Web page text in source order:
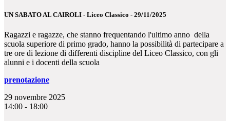
UN SABATO AL CAIROLI - Liceo Classico - 29/11/2025
Ragazzi e ragazze, che stanno frequentando l'ultimo anno della
scuola superiore di primo grado, hanno la possibilità di partecipare a
tre ore di lezione di differenti discipline del Liceo Classico, con gli
alunni e i docenti della scuola
prenotazione
29 novembre 2025
14:00 - 18:00